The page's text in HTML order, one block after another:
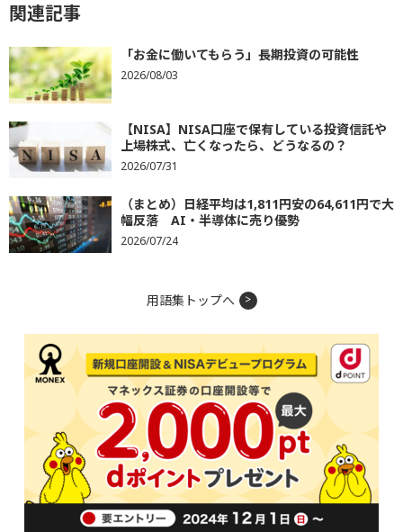
関連記事
「お金に働いてもらう」長期投資の可能性
2026/08/03
【NISA】NISA口座で保有している投資信託や
上場株式、亡くなったら、どうなるの？
2026/07/31
（まとめ）日経平均は1,811円安の64,611円で大
幅反落 AI・半導体に売り優勢
2026/07/24
用語集トップへ